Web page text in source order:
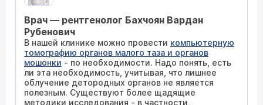
Врач — рентгенолог Бахчоян Вардан
Рубенович
В нашей клинике можно провести компьютерную
томографию органов малого таза и органов
мошонки - по необходимости. Надо понять, есть
ли эта необходимость, учитывая, что лишнее
облучение детородных органов не является
полезным. Существуют более щадящие
методики исследования - в частности,